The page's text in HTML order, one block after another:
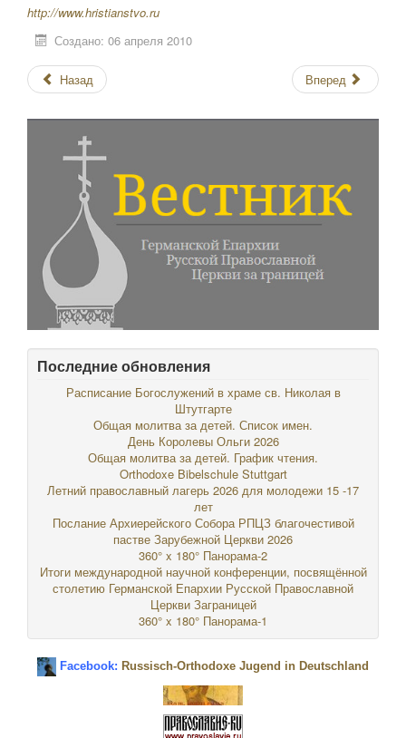
http://www.hristianstvo.ru
Создано: 06 апреля 2010
Назад Вперед
Последние обновления
Расписание Богослужений в храме св. Николая в
Штутгарте
Общая молитва за детей. Список имен.
День Королевы Ольги 2026
Общая молитва за детей. График чтения.
Orthodoxe Bibelschule Stuttgart
Летний православный лагерь 2026 для молодежи 15 -17
лет
Послание Архиерейского Собора РПЦЗ благочестивой
пастве Зарубежной Церкви 2026
360° x 180° Панорама-2
Итоги международной научной конференции, посвящённой
столетию Германской Епархии Русской Православной
Церкви Заграницей
360° x 180° Панорама-1
Facebook: Russisch-Orthodoxe Jugend in Deutschland